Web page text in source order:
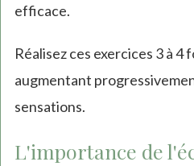
efficace.
Réalisez ces exercices 3 à 4
augmentant
sensations.
L'importance de